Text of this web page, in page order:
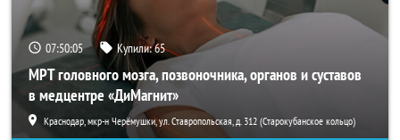
07:50:02 Купили:65
МРТ головного мозга, позвоночника, органов и суставов
в медцентре «ДиМагнит»
Краснодар, мкр-н Черёмушки, ул. Ставропольская, д. 312 (Старокубанское кольцо)